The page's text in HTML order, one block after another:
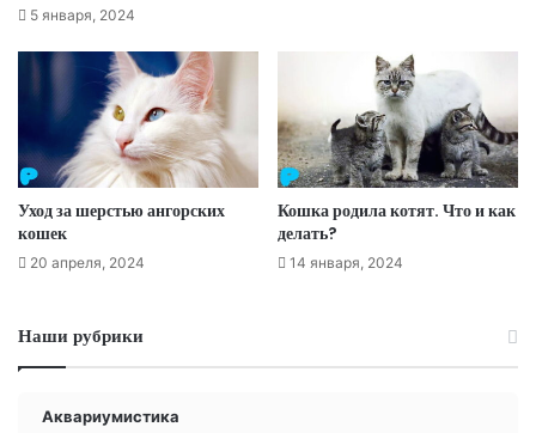
5 января, 2024
Уход за шерстью ангорских
кошек
20 апреля, 2024
Кошка родила котят. Что и как
делать?
14 января, 2024
Наши рубрики
Аквариумистика